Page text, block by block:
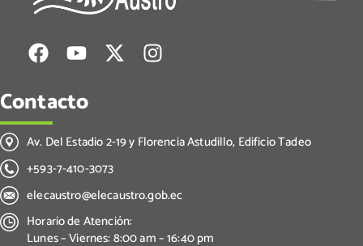
Contacto
Av. Del Estadio 2-19 y Florencia Astudillo, Edificio Tadeo
+593-7-410-3073
elecaustro@elecaustro.gob.ec
Horario de Atención:
Lunes – Viernes: 8:00 am – 16:40 pm